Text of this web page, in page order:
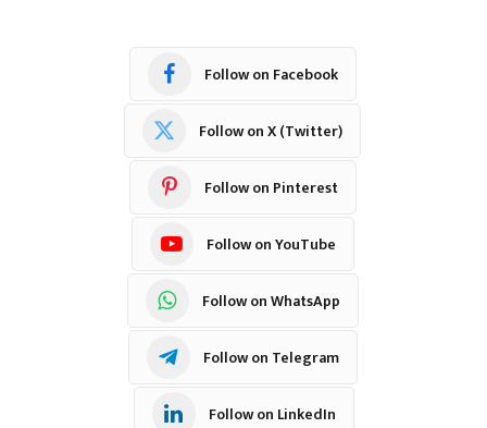
Follow on Facebook
Follow on X (Twitter)
Follow on Pinterest
Follow on YouTube
Follow on WhatsApp
Follow on Telegram
Follow on LinkedIn